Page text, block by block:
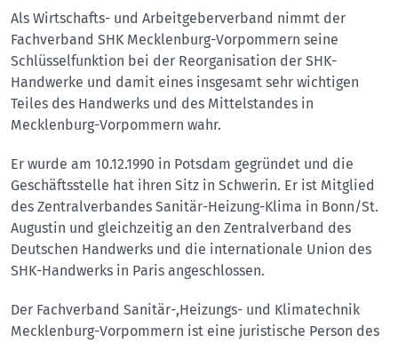
Als Wirtschafts- und Arbeitgeberverband nimmt der
Fachverband SHK Mecklenburg-Vorpommern seine
Schlüsselfunktion bei der Reorganisation der SHK-
Handwerke und damit eines insgesamt sehr wichtigen
Teiles des Handwerks und des Mittelstandes in
Mecklenburg-Vorpommern wahr.
Er wurde am 10.12.1990 in Potsdam gegründet und die
Geschäftsstelle hat ihren Sitz in Schwerin. Er ist Mitglied
des Zentralverbandes Sanitär-Heizung-Klima in Bonn/St.
Augustin und gleichzeitig an den Zentralverband des
Deutschen Handwerks und die internationale Union des
SHK-Handwerks in Paris angeschlossen.
Der Fachverband Sanitär-,Heizungs- und Klimatechnik
Mecklenburg-Vorpommern ist eine juristische Person des